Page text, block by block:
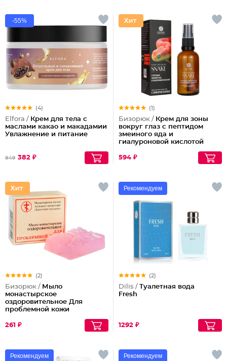
-55%
(4)
Elfora / Крем для тела с
маслами какао и макадамии
Увлажнение и питание
849 382 ₽
(1)
Бизорюк / Крем для зоны
вокруг глаз с пептидом
змеиного яда и
гиалуроновой кислотой
594 ₽
(2)
Бизорюк / Мыло
монастырское
оздоровительное Для
проблемной кожи
261 ₽
Рекомендуем
(2)
Dilis / Туалетная вода
Fresh
1292 ₽
Рекомендуем Рекомендуем